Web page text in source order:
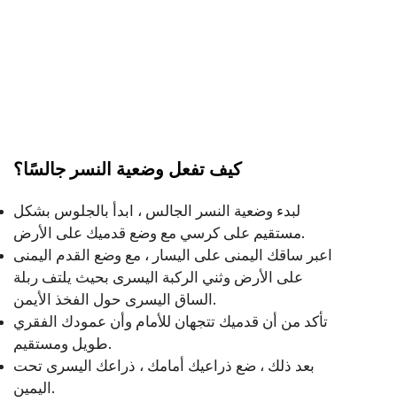
كيف تفعل وضعية النسر جالسًا؟
لبدء وضعية النسر الجالس ، ابدأ بالجلوس بشكل
مستقيم على كرسي مع وضع قدميك على الأرض.
اعبر ساقك اليمنى على اليسار ، مع وضع القدم اليمنى
على الأرض وثني الركبة اليسرى بحيث يلتف ربلة
الساق اليسرى حول الفخذ الأيمن.
تأكد من أن قدميك تتجهان للأمام وأن عمودك الفقري
طويل ومستقيم.
بعد ذلك ، ضع ذراعيك أمامك ، ذراعك اليسرى تحت
اليمين.